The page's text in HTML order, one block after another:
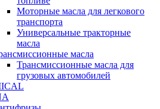
Моторные масла для легкового
транспорта
Универсальные тракторные
масла
масла
Трансмиссионные масла для
грузовых автомобилей